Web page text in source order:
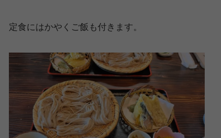
定食にはかやくご飯も付きます。